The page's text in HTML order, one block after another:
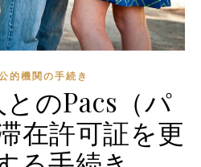
的機関の手続き
のPacs（パ
在許可証を更